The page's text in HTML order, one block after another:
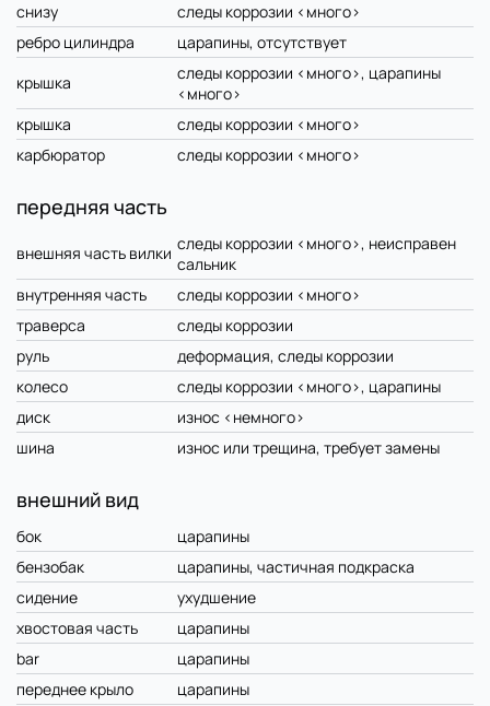
снизу
следы коррозии <много>
ребро цилиндра
царапины, отсутствует
крышка
следы коррозии <много>, царапины
<много>
крышка
следы коррозии <много>
карбюратор
следы коррозии <много>
передняя часть
внешняя часть вилки следы коррозии <много>, неисправен
сальник
внутренняя часть
следы коррозии <много>
траверса
следы коррозии
руль
деформация, следы коррозии
колесо
следы коррозии <много>, царапины
диск
износ <немного>
шина
износ или трещина, требует замены
внешний вид
бок
царапины
бензобак
царапины, частичная подкраска
сидение
ухудшение
хвостовая часть
царапины
bar
царапины
переднее крыло
царапины